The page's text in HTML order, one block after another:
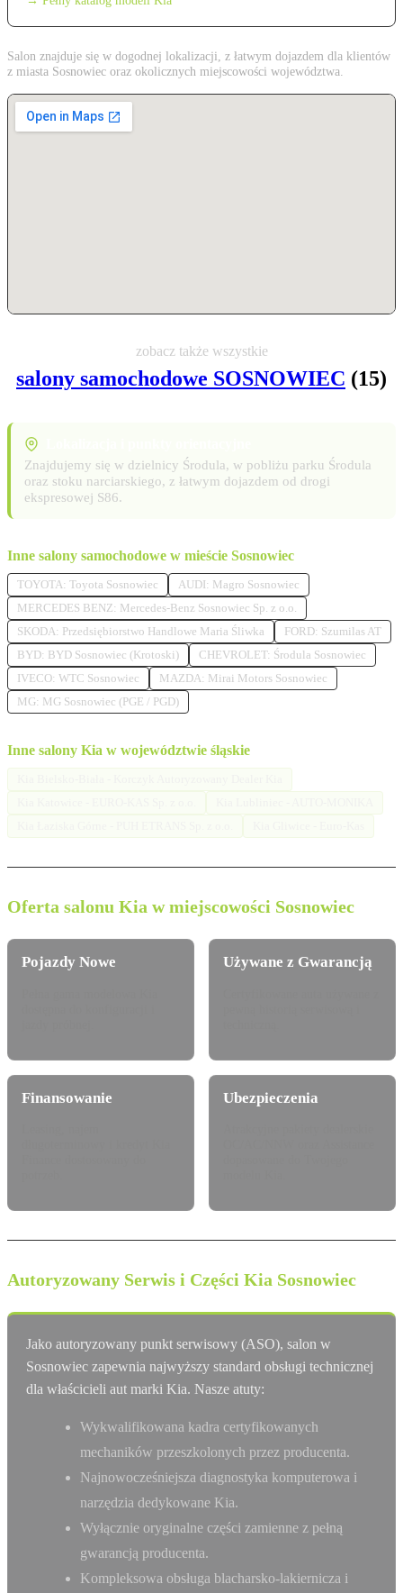
Salon znajduje się w dogodnej lokalizacji, z łatwym dojazdem dla klientów
z miasta Sosnowiec oraz okolicznych miejscowości województwa.
zobacz także wszystkie
salony samochodowe SOSNOWIEC (15)
Znajdujemy się w dzielnicy Środula, w pobliżu parku Środula
oraz stoku narciarskiego, z łatwym dojazdem od drogi
ekspresowej S86.
Inne salony samochodowe w mieście Sosnowiec
TOYOTA: Toyota Sosnowiec
AUDI: Magro Sosnowiec
MERCEDES BENZ: Mercedes-Benz Sosnowiec Sp. z o.o.
SKODA: Przedsiębiorstwo Handlowe Maria Śliwka
FORD: Szumilas AT
BYD: BYD Sosnowiec (Krotoski)
CHEVROLET: Środula Sosnowiec
IVECO: WTC Sosnowiec
MAZDA: Mirai Motors Sosnowiec
MG: MG Sosnowiec (PGE / PGD)
Inne salony Kia w województwie śląskie
Oferta salonu Kia w miejscowości Sosnowiec
Pojazdy Nowe Używane z Gwarancją
Finansowanie Ubezpieczenia
Autoryzowany Serwis i Części Kia Sosnowiec
Jako autoryzowany punkt serwisowy (ASO), salon w
Sosnowiec zapewnia najwyższy standard obsługi technicznej
dla właścicieli aut marki Kia. Nasze atuty:
Wykwalifikowana kadra certyfikowanych
mechaników przeszkolonych przez producenta.
Najnowocześniejsza diagnostyka komputerowa i
narzędzia dedykowane Kia.
Wyłącznie oryginalne części zamienne z pełną
gwarancją producenta.
Kompleksowa obsługa blacharsko-lakiernicza i